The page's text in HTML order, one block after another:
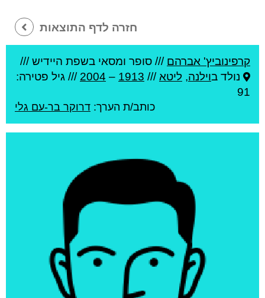
חזרה לדף התוצאות
קרפינוביץ' אברהם /// סופר ומסאי בשפת היידיש ///
נולד בוילנה, ליטא ///
1913
–
2004 /// גיל פטירה:
91
כותב/ת הערך: דרוקר בר-עם גלי